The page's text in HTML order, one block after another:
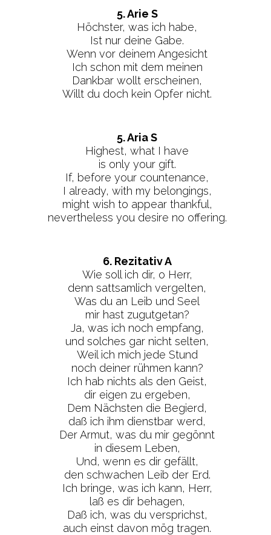
5. Arie S
Höchster, was ich habe,
Ist nur deine Gabe.
Wenn vor deinem Angesicht
Ich schon mit dem meinen
Dankbar wollt erscheinen,
Willt du doch kein Opfer nicht.
5. Aria S
Highest, what I have
is only your gift.
If, before your countenance,
I already, with my belongings,
might wish to appear thankful,
nevertheless you desire no offering.
6. Rezitativ A
Wie soll ich dir, o Herr,
denn sattsamlich vergelten,
Was du an Leib und Seel
mir hast zugutgetan?
Ja, was ich noch empfang,
und solches gar nicht selten,
Weil ich mich jede Stund
noch deiner rühmen kann?
Ich hab nichts als den Geist,
dir eigen zu ergeben,
Dem Nächsten die Begierd,
daß ich ihm dienstbar werd,
Der Armut, was du mir gegönnt
in diesem Leben,
Und, wenn es dir gefällt,
den schwachen Leib der Erd.
Ich bringe, was ich kann, Herr,
laß es dir behagen,
Daß ich, was du versprichst,
auch einst davon mög tragen.